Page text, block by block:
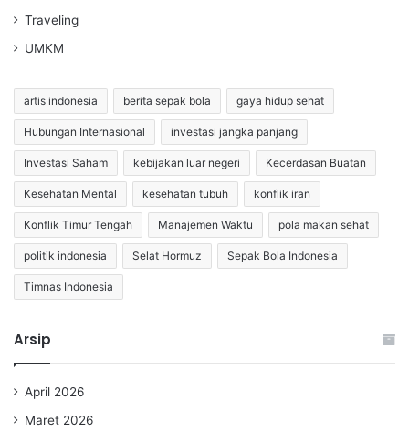
Traveling
UMKM
artis indonesia berita sepak bola gaya hidup sehat
Hubungan Internasional investasi jangka panjang
Investasi Saham kebijakan luar negeri Kecerdasan Buatan
Kesehatan Mental kesehatan tubuh konflik iran
Konflik Timur Tengah Manajemen Waktu pola makan sehat
politik indonesia Selat Hormuz Sepak Bola Indonesia
Timnas Indonesia
Arsip
April 2026
Maret 2026